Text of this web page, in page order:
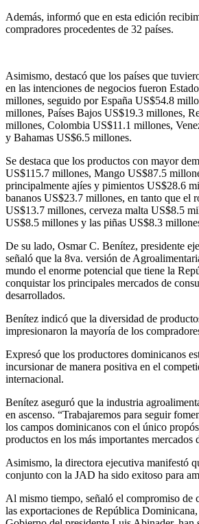
Además, informó que en esta edición
compradores procedentes de 32 países.
Asimismo, destacó que los países que
en las intenciones de negocios fueron
millones, seguido por España US$54.8
millones, Países Bajos US$19.3 millones,
millones, Colombia US$11.1 millones,
y Bahamas US$6.5 millones.
Se destaca que los productos con mayor
US$115.7 millones, Mango US$87.5
principalmente ajíes y pimientos US$28.6
bananos US$23.7 millones, en tanto que el
US$13.7 millones, cerveza malta US$8.5
US$8.5 millones y las piñas US$8.3
De su lado, Osmar C. Benítez, presidente
señaló que la 8va. versión de
mundo el enorme potencial que tiene la
conquistar los principales mercados de
desarrollados.
Benítez indicó que la diversidad de
impresionaron la mayoría de los
Expresó que los productores dominicanos
incursionar de manera positiva en el
internacional.
Benítez aseguró que la industria
en ascenso. “Trabajaremos para seguir
los campos dominicanos con el único
productos en los más importantes mercados
Asimismo, la directora ejecutiva manifestó
conjunto con la JAD ha sido exitoso para
Al mismo tiempo, señaló el compromiso de
las exportaciones de República